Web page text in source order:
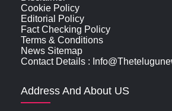
Cookie Policy
Editorial Policy
Fact Checking Policy
Terms & Conditions
News Sitemap
Contact Details :
Address And About US